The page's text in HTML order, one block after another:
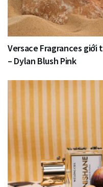
Versace Fragrances giới
– Dylan Blush Pink